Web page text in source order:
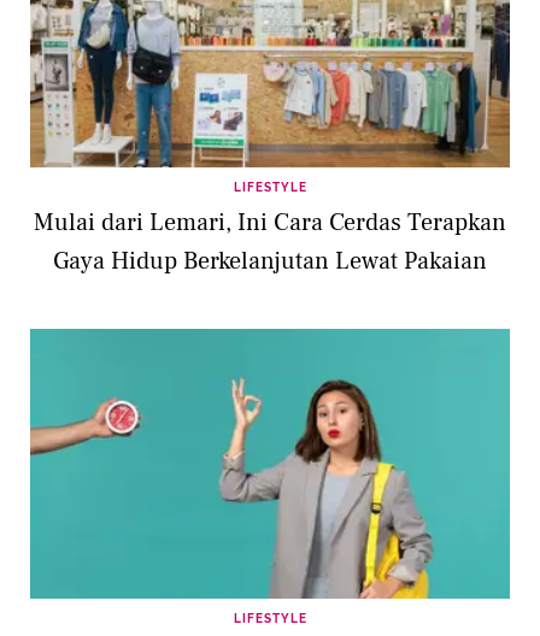
LIFESTYLE
Mulai dari Lemari, Ini Cara Cerdas Terapkan
Gaya Hidup Berkelanjutan Lewat Pakaian
LIFESTYLE